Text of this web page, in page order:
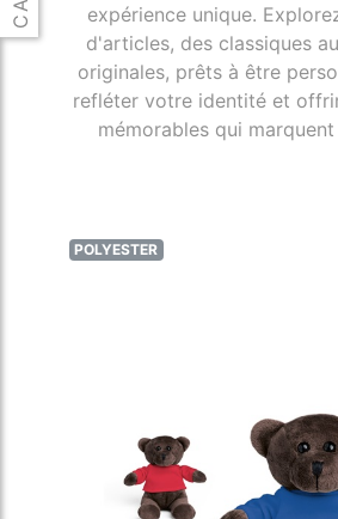
expérience unique.
d'articles, des classiques
originales, prêts à être
refléter votre identité et
mémorables qui
POLYESTER